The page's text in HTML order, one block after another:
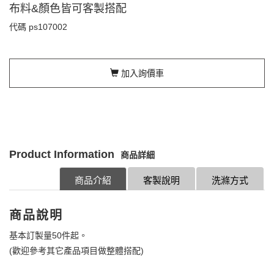
布料&顏色皆可客製搭配
代碼 ps107002
加入詢價車
Product Information 商品詳細
洗滌方式
客製說明
商品介紹
商品說明
基本訂製量50件起。
(歡迎參考其它產品項目做整體搭配)